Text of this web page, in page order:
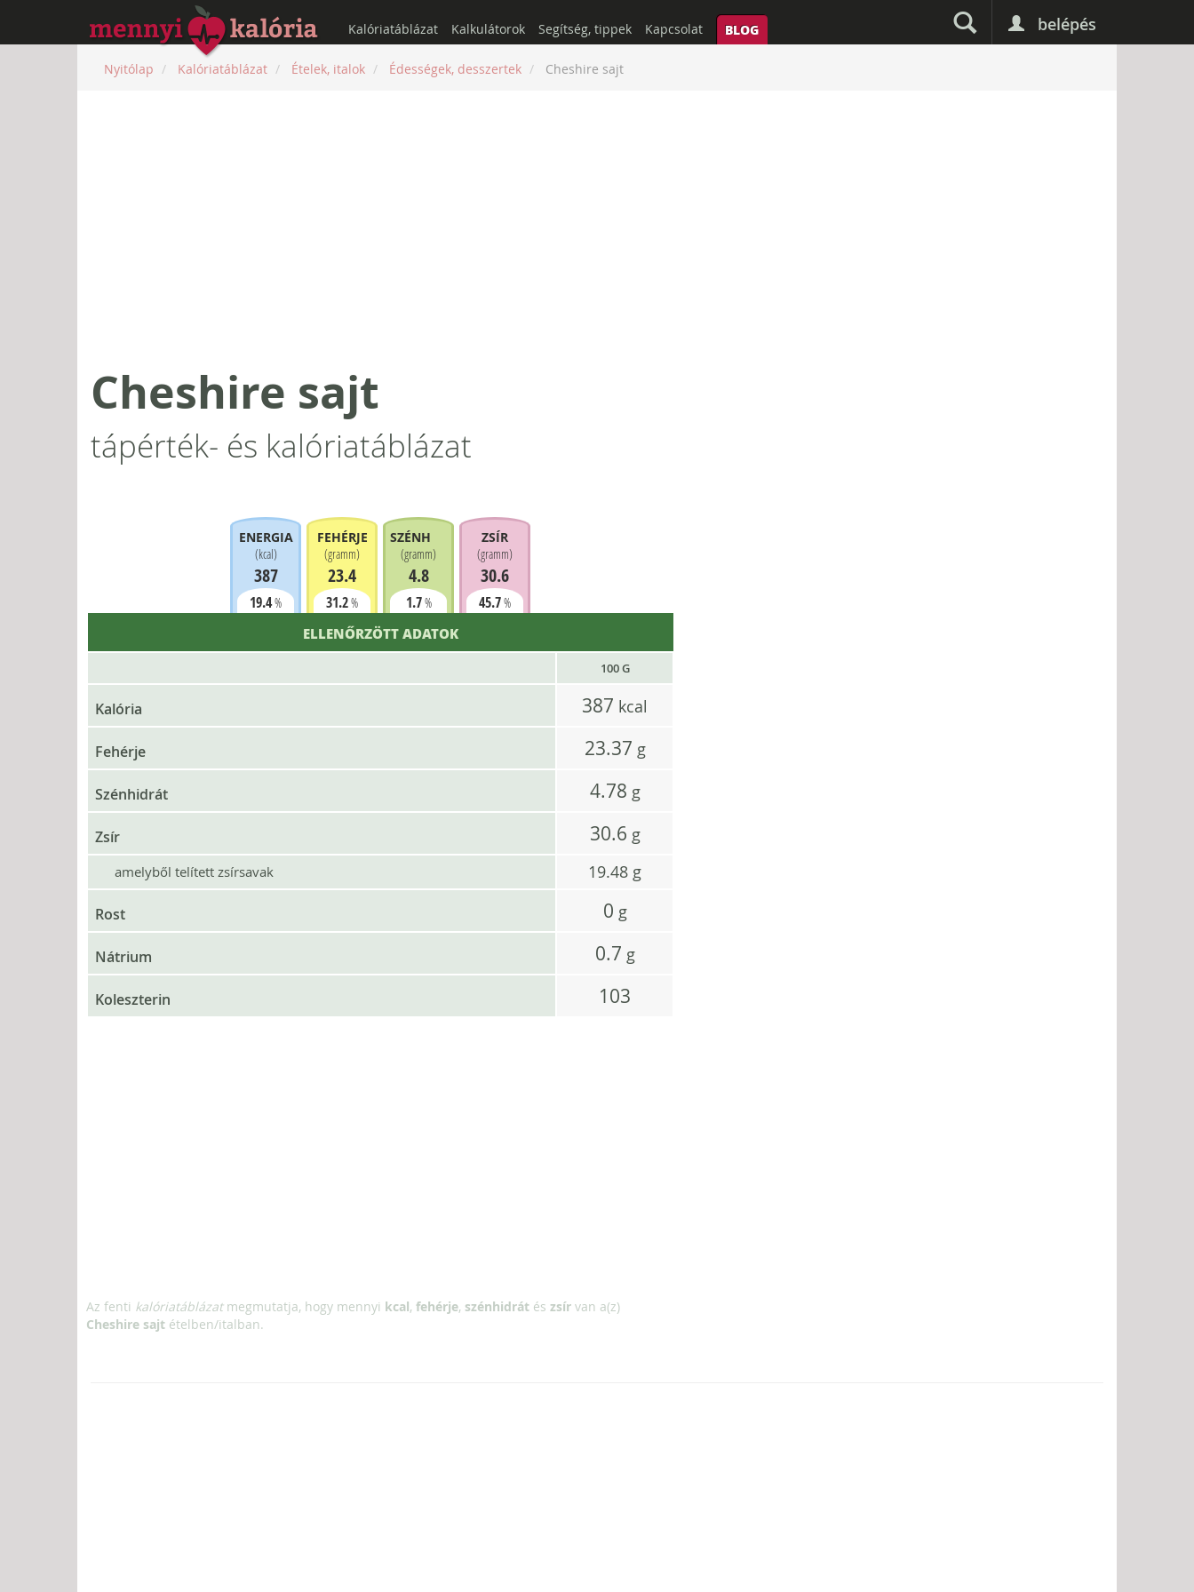
belépés
Kalóriatáblázat Kalkulátorok Segítség, tippek Kapcsolat BLOG
Nyitólap Kalóriatáblázat Ételek, italok Édességek, desszertek Cheshire sajt
Cheshire sajt
tápérték- és kalóriatáblázat
ENERGIA
(kcal)
387
19.4%
FEHÉRJE
(gramm)
23.4
31.2%
SZÉNHIDRÁT
(gramm)
4.8
1.7%
ZSÍR
(gramm)
30.6
45.7%
ELLENŐRZÖTT ADATOK
100 G
Kalória 387 kcal
Fehérje 23.37 g
Szénhidrát 4.78 g
Zsír 30.6 g
amelyből telített zsírsavak 19.48 g
Rost 0 g
Nátrium 0.7 g
Koleszterin 103
Az fenti kalóriatáblázatmegmutatja, hogy mennyi kcal, fehérje, szénhidrát és zsír van a(z)
Cheshire sajt ételben/italban.